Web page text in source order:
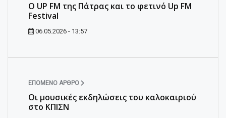
Ο UP FM της Πάτρας και το φετινό Up FM
Festival
06.05.2026 - 13:57
ΕΠΌΜΕΝΟ ΆΡΘΡΟ
Οι μουσικές εκδηλώσεις του καλοκαιριού
στο ΚΠΙΣΝ